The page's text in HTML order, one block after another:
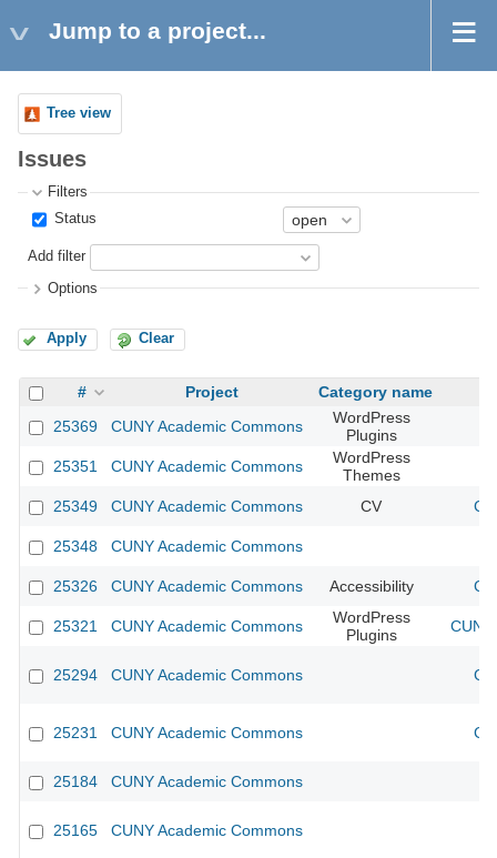
Jump to a project...
Tree view
Issues
Filters
Status
Add filter
Options
Apply Clear
# Project
Category name
25369
CUNY Academic Commons
WordPress
Plugins
25351
CUNY Academic Commons
WordPress
Themes
25349
CUNY Academic Commons CV
25348 CUNY Academic Commons
25326 CUNY Academic Commons Accessibility
25321 CUNY Academic Commons
WordPress
Plugins
25294 CUNY Academic Commons
25231 CUNY Academic Commons
25184 CUNY Academic Commons
25165 CUNY Academic Commons